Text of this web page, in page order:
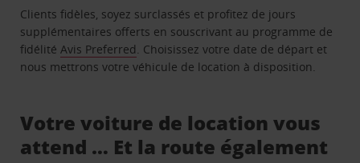
Clients fidèles, soyez surclassés et profitez de jours
supplémentaires offerts en souscrivant au programme de
fidélitéAvis Preferred. Choisissez votre date de départ et
nous mettrons votre véhicule de location à disposition.
Votre voiture de location vous
attend … Et la route également